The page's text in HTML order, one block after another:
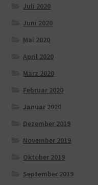
Juli 2020
Juni 2020
Mai 2020
April 2020
März 2020
Februar 2020
Januar 2020
Dezember 2019
November 2019
Oktober 2019
September 2019